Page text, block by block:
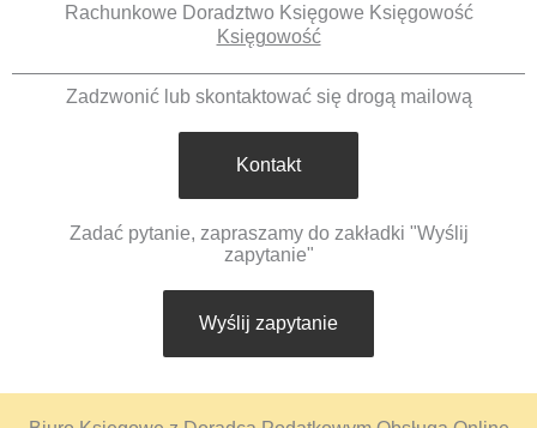
Rachunkowe Doradztwo Księgowe Księgowość
Księgowość
Zadzwonić lub skontaktować się drogą mailową
Kontakt
Zadać pytanie, zapraszamy do zakładki "Wyślij
zapytanie"
Wyślij zapytanie